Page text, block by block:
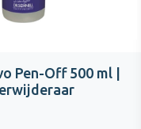
Pen-Off 500 ml |